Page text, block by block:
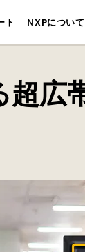
ト NXPについて
広